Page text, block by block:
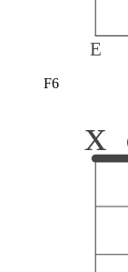
E
F6
x